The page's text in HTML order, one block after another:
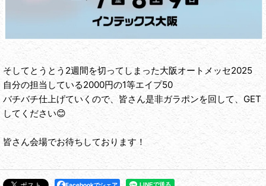
そしてとうとう2週間を切ってしまった大阪オートメッセ2025
自分の担当している2000円の1等エイプ50
バチバチ仕上げていくので、皆さん是非ガラポンを回して、GET
してください😊
皆さん会場でお待ちしております！